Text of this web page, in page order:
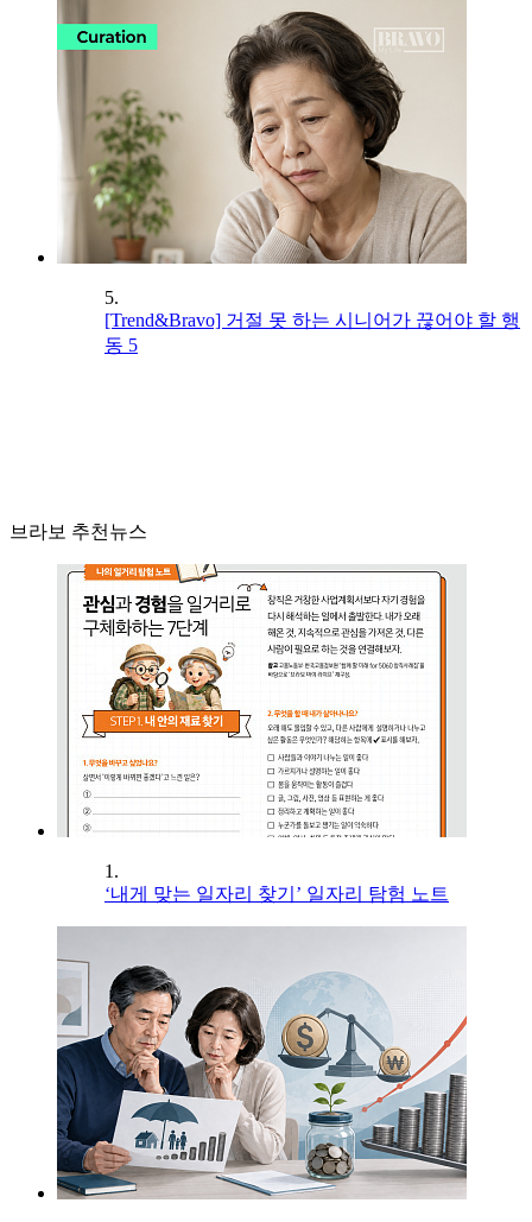
5.
[Trend&Bravo] 거절 못 하는 시니어가 끊어야 할 행
동 5
브라보 추천뉴스
1.
‘내게 맞는 일자리 찾기’ 일자리 탐험 노트